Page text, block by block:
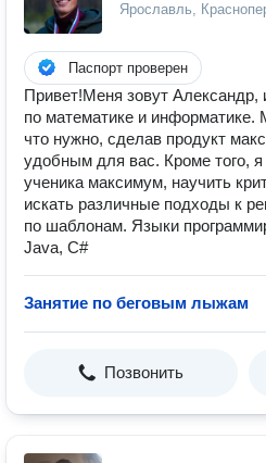
Ярославль,
Паспорт проверен
Привет!Меня зовут Александр,
по математике и информатике.
что нужно, сделав продукт
удобным для вас. Кроме того,
ученика максимум, научить
искать различные подходы к
по шаблонам. Языки
Java, C#
Занятие по беговым лыжам
Позвонить